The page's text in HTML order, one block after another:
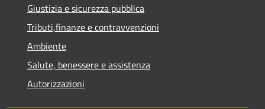
Giustizia e sicurezza pubblica
Tributi,finanze e contravvenzioni
Ambiente
Salute, benessere e assistenza
Autorizzazioni